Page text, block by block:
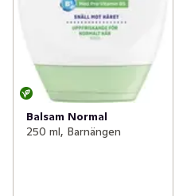
Balsam Normal
250 ml, Barnängen